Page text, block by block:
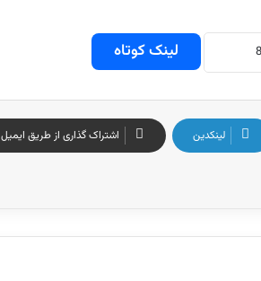
لینک کوتاه
لینکدین اشتراک گذاری از طریق ایمیل